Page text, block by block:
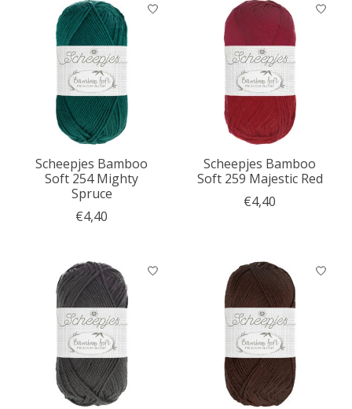
Scheepjes Bamboo
Soft 254 Mighty
Spruce
€4,40
Scheepjes Bamboo
Soft 259 Majestic Red
€4,40